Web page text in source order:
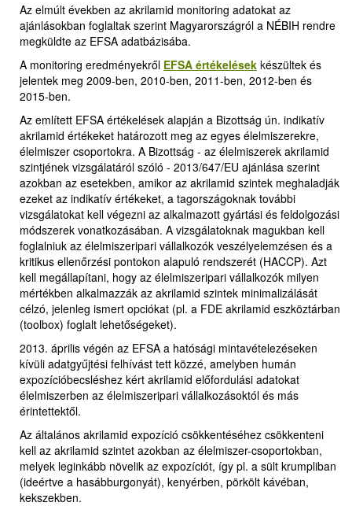
Az elmúlt években az akrilamid monitoring adatokat az
ajánlásokban foglaltak szerint Magyarországról a NÉBIH rendre
megküldte az EFSA adatbázisába.
A monitoring eredményekről EFSA értékelések készültek és
jelentek meg 2009-ben, 2010-ben, 2011-ben, 2012-ben és
2015-ben.
Az említett EFSA értékelések alapján a Bizottság ún. indikatív
akrilamid értékeket határozott meg az egyes élelmiszerekre,
élelmiszer csoportokra. A Bizottság - az élelmiszerek akrilamid
szintjének vizsgálatáról szóló - 2013/647/EU ajánlása szerint
azokban az esetekben, amikor az akrilamid szintek meghaladják
ezeket az indikatív értékeket, a tagországoknak további
vizsgálatokat kell végezni az alkalmazott gyártási és feldolgozási
módszerek vonatkozásában. A vizsgálatoknak magukban kell
foglalniuk az élelmiszeripari vállalkozók veszélyelemzésen és a
kritikus ellenőrzési pontokon alapuló rendszerét (HACCP). Azt
kell megállapítani, hogy az élelmiszeripari vállalkozók milyen
mértékben alkalmazzák az akrilamid szintek minimalizálását
célzó, jelenleg ismert opciókat (pl. a FDE akrilamid eszköztárban
(toolbox) foglalt lehetőségeket).
2013. április végén az EFSA a hatósági mintavételezéseken
kívüli adatgyűjtési felhívást tett közzé, amelyben humán
expozícióbecsléshez kért akrilamid előfordulási adatokat
élelmiszerben az élelmiszeripari vállalkozásoktól és más
érintettektől.
Az általános akrilamid expozíció csökkentéséhez csökkenteni
kell az akrilamid szintet azokban az élelmiszer-csoportokban,
melyek leginkább növelik az expozíciót, így pl. a sült krumpliban
(ideértve a hasábburgonyát), kenyérben, pörkölt kávéban,
kekszekben.